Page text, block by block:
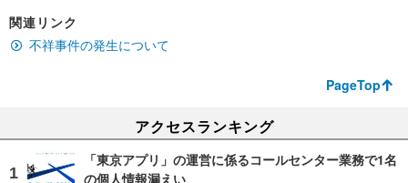
関連リンク
不祥事件の発生について
PageTop
アクセスランキング
「東京アプリ」の運営に係るコールセンター業務で1名
の個人情報漏えい